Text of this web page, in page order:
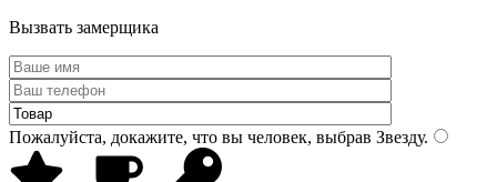
Вызвать замерщика
Пожалуйста, докажите, что вы человек, выбрав Звезду.